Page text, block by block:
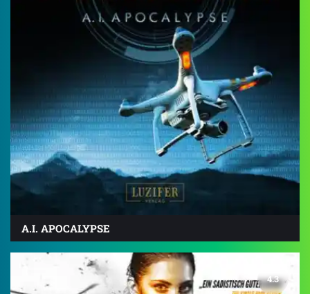
A.I. APOCALYPSE
4.3